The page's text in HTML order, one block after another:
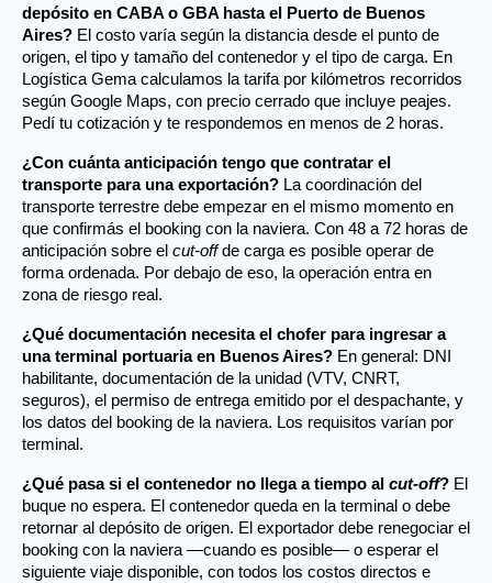
depósito en CABA o GBA hasta el Puerto de Buenos
Aires? El costo varía según la distancia desde el punto de
origen, el tipo y tamaño del contenedor y el tipo de carga. En
Logística Gema calculamos la tarifa por kilómetros recorridos
según Google Maps, con precio cerrado que incluye peajes.
Pedí tu cotización y te respondemos en menos de 2 horas.
¿Con cuánta anticipación tengo que contratar el
transporte para una exportación? La coordinación del
transporte terrestre debe empezar en el mismo momento en
que confirmás el booking con la naviera. Con 48 a 72 horas de
anticipación sobre el cut-off de carga es posible operar de
forma ordenada. Por debajo de eso, la operación entra en
zona de riesgo real.
¿Qué documentación necesita el chofer para ingresar a
una terminal portuaria en Buenos Aires? En general: DNI
habilitante, documentación de la unidad (VTV, CNRT,
seguros), el permiso de entrega emitido por el despachante, y
los datos del booking de la naviera. Los requisitos varían por
terminal.
¿Qué pasa si el contenedor no llega a tiempo al cut-off? El
buque no espera. El contenedor queda en la terminal o debe
retornar al depósito de origen. El exportador debe renegociar el
booking con la naviera —cuando es posible— o esperar el
siguiente viaje disponible, con todos los costos directos e